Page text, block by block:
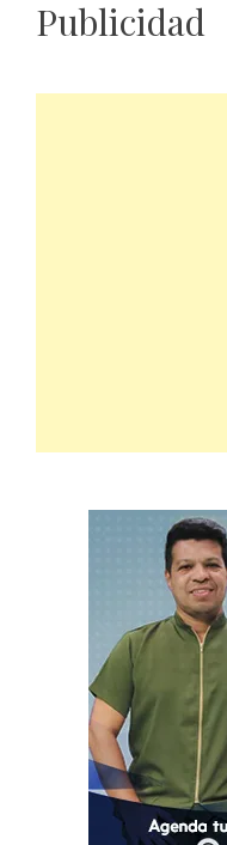
Publicidad